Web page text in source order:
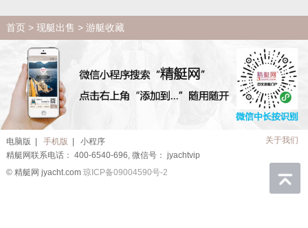
首页> 现艇出售 > 游艇收藏
电脑版 | 手机版 | 小程序
关于我们
精艇网联系电话： 400-6540-696, 微信号： jyachtvip
© 精艇网 jyacht.com 琼ICP备09004590号-2